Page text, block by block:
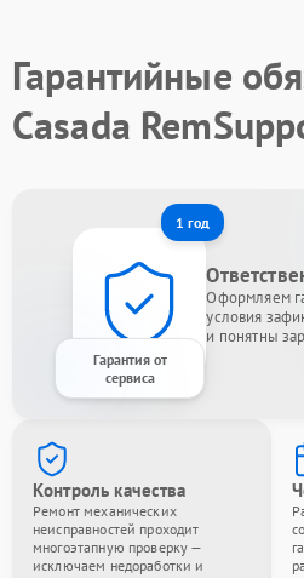
Гарантийные
Casada
1 год
Гарантия от
сервиса
Оформляем
условия
и понятны
Контроль качества
Ремонт механических
неисправностей проходит
многоэтапную проверку —
исключаем недоработки и